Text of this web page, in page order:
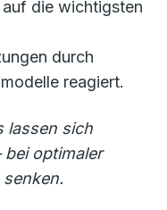
die wichtigsten
durch
reagiert.
lassen sich
bei optimaler